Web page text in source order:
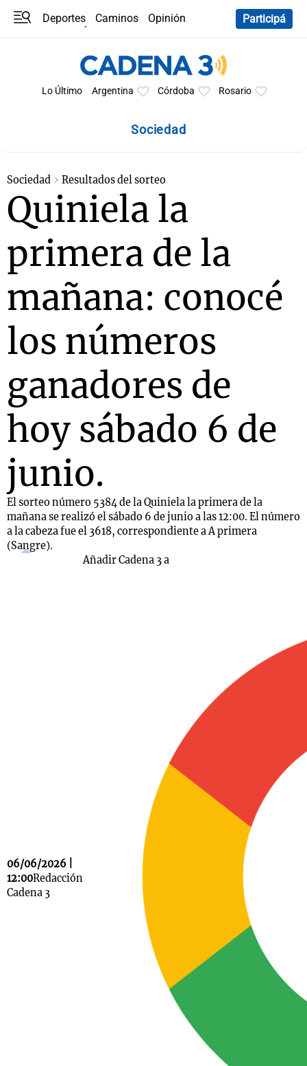
Deportes Caminos
Opinión
Participá
Lo Último Argentina Córdoba Rosario
Sociedad
Sociedad Resultados del sorteo
Quiniela la
primera de la
mañana: conocé
los números
ganadores de
hoy sábado 6 de
junio.
El sorteo número 5384 de la Quiniela la primera de la
mañana se realizó el sábado 6 de junio a las 12:00. El número
a la cabeza fue el 3618, correspondiente a A primera
(Sangre).
06/06/2026 |
12:00Redacción
Cadena 3
Añadir Cadena 3 a
Notas
La Sole en
Cadena 3